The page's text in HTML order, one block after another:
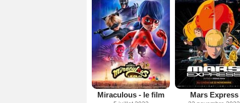
Miraculous - le film Mars Express